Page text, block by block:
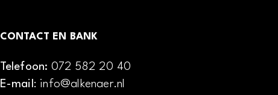
CONTACT EN BANK
Telefoon: 072 582 20 40
E-mail: info@alkenaer.nl